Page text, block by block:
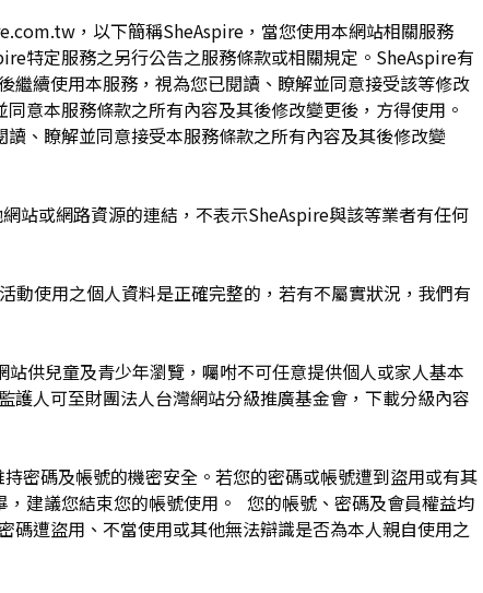
，以下簡稱SheAspire，當您使用本網站相關服務
特定服務之另行公告之服務條款或相關規定。SheAspire有
續使用本服務，視為您已閱讀、瞭解並同意接受該等修改
意本服務條款之所有內容及其後修改變更後，方得使用。
、瞭解並同意接受本服務條款之所有內容及其後修改變
站或網路資源的連結，不表示SheAspire與該等業者有任何
使用之個人資料是正確完整的，若有不屬實狀況，我們有
供兒童及青少年瀏覽，囑咐不可任意提供個人或家人基本
人可至財團法人台灣網站分級推廣基金會，下載分級內容
密碼及帳號的機密安全。若您的密碼或帳號遭到盜用或有其
建議您結束您的帳號使用。 您的帳號、密碼及會員權益均
遭盜用、不當使用或其他無法辯識是否為本人親自使用之